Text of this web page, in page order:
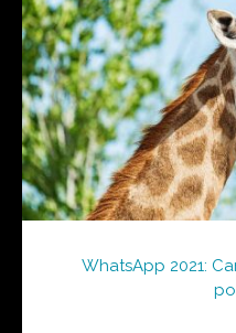
WhatsApp 2021: